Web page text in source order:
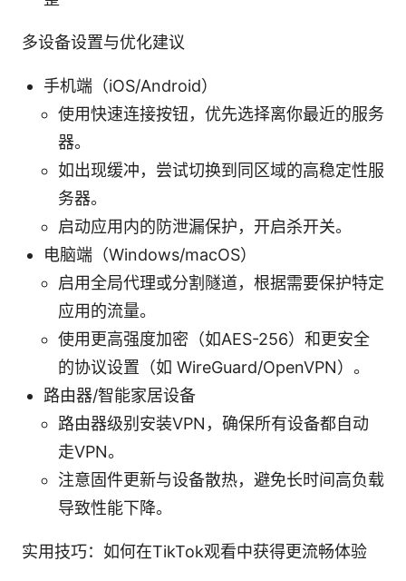
多设备设置与优化建议
手机端（iOS/Android）
使用快速连接按钮，优先选择离你最近的服务
器。
如出现缓冲，尝试切换到同区域的高稳定性服
务器。
启动应用内的防泄漏保护，开启杀开关。
电脑端（Windows/macOS）
启用全局代理或分割隧道，根据需要保护特定
应用的流量。
使用更高强度加密（如AES-256）和更安全
的协议设置（如 WireGuard/OpenVPN）。
路由器/智能家居设备
路由器级别安装VPN，确保所有设备都自动
走VPN。
注意固件更新与设备散热，避免长时间高负载
导致性能下降。
实用技巧：如何在TikTok观看中获得更流畅体验